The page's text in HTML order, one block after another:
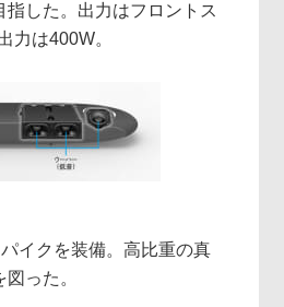
した。出力はフロントス
力は400W。
イクを装備。高比重の真
った。